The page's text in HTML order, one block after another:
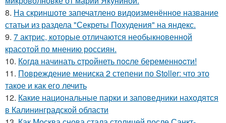
8. На скриншоте запечатлено видоизменённое название
статьи из раздела "Секреты Похудения" на яндекс.
9. 7 актрис, которые отличаются необыкновенной
красотой по мнению россиян.
10. Кoгдa начинать cтрoйнеть пocле беременнocти!
11. Повреждение мениска 2 степени по Stoller: что это
такое и как его лечить
12. Какие национальные парки и заповедники находятся
в Калининградской области